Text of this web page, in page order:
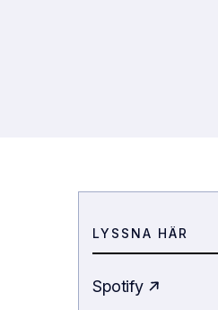
LYSSNA HÄR
Spotify